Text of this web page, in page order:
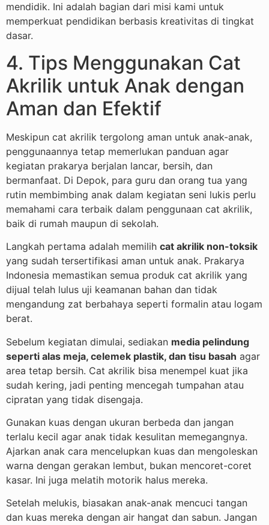
mendidik. Ini adalah bagian dari misi kami untuk
memperkuat pendidikan berbasis kreativitas di tingkat
dasar.
4. Tips Menggunakan Cat
Akrilik untuk Anak dengan
Aman dan Efektif
Meskipun cat akrilik tergolong aman untuk anak-anak,
penggunaannya tetap memerlukan panduan agar
kegiatan prakarya berjalan lancar, bersih, dan
bermanfaat. Di Depok, para guru dan orang tua yang
rutin membimbing anak dalam kegiatan seni lukis perlu
memahami cara terbaik dalam penggunaan cat akrilik,
baik di rumah maupun di sekolah.
Langkah pertama adalah memilih cat akrilik non-toksik
yang sudah tersertifikasi aman untuk anak. Prakarya
Indonesia memastikan semua produk cat akrilik yang
dijual telah lulus uji keamanan bahan dan tidak
mengandung zat berbahaya seperti formalin atau logam
berat.
Sebelum kegiatan dimulai, sediakan media pelindung
seperti alas meja, celemek plastik, dan tisu basah agar
area tetap bersih. Cat akrilik bisa menempel kuat jika
sudah kering, jadi penting mencegah tumpahan atau
cipratan yang tidak disengaja.
Gunakan kuas dengan ukuran berbeda dan jangan
terlalu kecil agar anak tidak kesulitan memegangnya.
Ajarkan anak cara mencelupkan kuas dan mengoleskan
warna dengan gerakan lembut, bukan mencoret-coret
kasar. Ini juga melatih motorik halus mereka.
Setelah melukis, biasakan anak-anak mencuci tangan
dan kuas mereka dengan air hangat dan sabun. Jangan